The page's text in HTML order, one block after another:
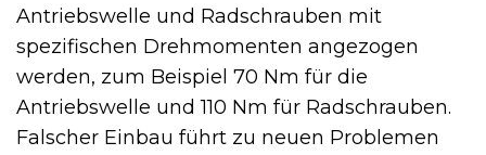
Antriebswelle und Radschrauben mit
spezifischen Drehmomenten angezogen
werden, zum Beispiel 70 Nm für die
Antriebswelle und 110 Nm für Radschrauben.
Falscher Einbau führt zu neuen Problemen